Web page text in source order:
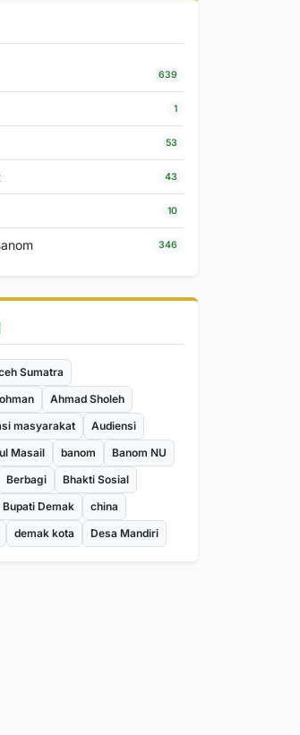
639
1
53
43
10
346
Sumatra
Ahmad Sholeh
masyarakat
Audiensi
Masail banom
Banom NU
Berbagi
Bhakti Sosial
Bupati Demak
china
demak kota Desa Mandiri